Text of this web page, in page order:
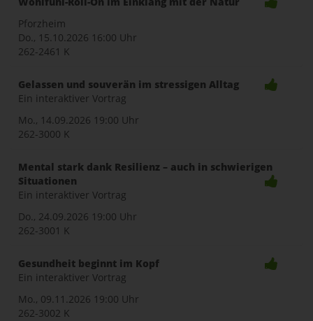
Pforzheim
Do., 15.10.2026 16:00 Uhr
262-2461 K
Gelassen und souverän im stressigen Alltag
Ein interaktiver Vortrag
Mo., 14.09.2026 19:00 Uhr
262-3000 K
Mental stark dank Resilienz – auch in schwierigen
Situationen
Ein interaktiver Vortrag
Do., 24.09.2026 19:00 Uhr
262-3001 K
Gesundheit beginnt im Kopf
Ein interaktiver Vortrag
Mo., 09.11.2026 19:00 Uhr
262-3002 K